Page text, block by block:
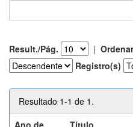
Result./Pág. |
Registro(s)
Resultado 1-1 de 1.
Ano de
Título